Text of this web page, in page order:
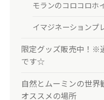
モランのコロコロホ
イマジネーションプ
限定グッズ販売中！※
です☆
自然とムーミンの世界
オススメの場所